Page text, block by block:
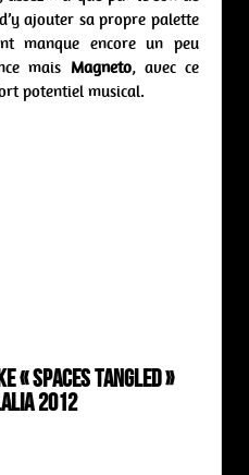
ajouter sa propre palette
manque encore un peu
mais Magneto, avec ce
potentiel musical.
« Spaces Tangled »
2012